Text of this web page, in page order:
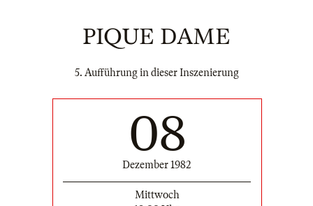
PIQUE DAME
5. Aufführung in dieser Inszenierung
08
Dezember 1982
Mittwoch